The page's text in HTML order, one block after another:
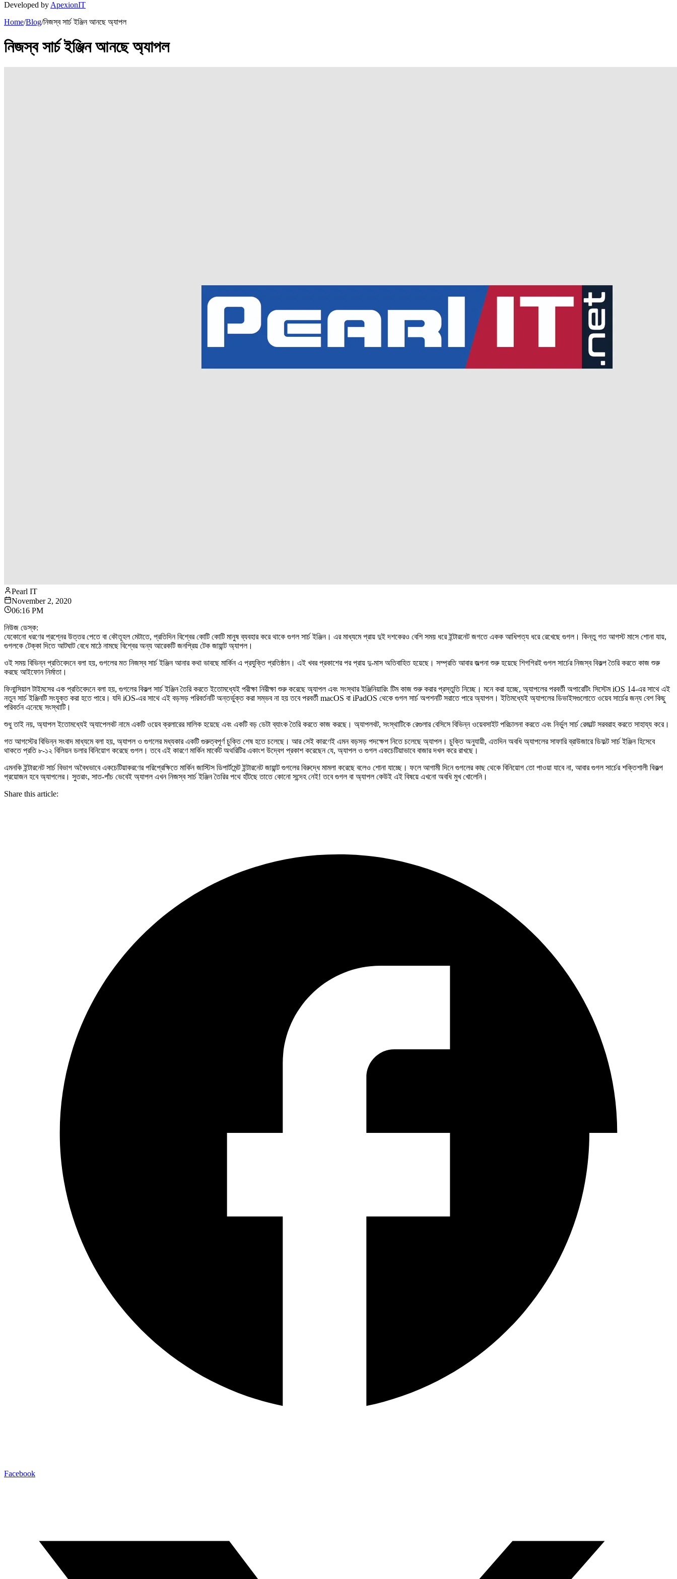
Developed by ApexionIT
Home/Blog/নিজস্ব সার্চ ইঞ্জিন আনছে অ্যাপল
নিজস্ব সার্চ ইঞ্জিন আনছে অ্যাপল
Pearl IT
November 2, 2020
06:16 PM
নিউজ ডেস্ক:
যেকোনো ধরণের প্রশ্নের উত্তর পেতে বা কৌতূহল মেটাতে, প্রতিদিন বিশ্বের কোটি কোটি মানুষ ব্যবহার করে থাকে গুগল সার্চ ইঞ্জিন। এর মাধ্যমে প্রায় দুই দশকেরও বেশি সময় ধরে ইন্টারনেট জগতে একক আধিপত্য ধরে রেখেছে গুগল। কিন্তু গত আগস্ট মাসে শোনা যায়,
গুগলকে টেক্কা দিতে আটঘাট বেধে মাঠে নামছে বিশ্বের অন্য আরেকটি জনপ্রিয় টেক জায়ান্ট অ্যাপল।
ওই সময় বিভিন্ন প্রতিবেদনে বলা হয়, গুগলের মত নিজস্ব সার্চ ইঞ্জিন আনার কথা ভাবছে মার্কিন এ প্রযুক্তি প্রতিষ্ঠান। এই খবর প্রকাশের পর প্রায় দু-মাস অতিবাহিত হয়েছে। সম্প্রতি আবার জল্পনা শুরু হয়েছে শিগগিরই গুগল সার্চের নিজস্ব বিকল্প তৈরি করতে কাজ শুরু
করছে আইফোন নির্মাতা।
ফিনান্সিয়াল টাইমসের এক প্রতিবেদনে বলা হয়, গুগলের বিকল্প সার্চ ইঞ্জিন তৈরি করতে ইতোমধ্যেই পরীক্ষা নিরীক্ষা শুরু করেছে অ্যাপল এবং সংস্থার ইঞ্জিনিয়ারিং টিম কাজ শুরু করার প্রস্তুতি নিচ্ছে। মনে করা হচ্ছে, অ্যাপলের পরবর্তী অপারেটিং সিস্টেম iOS 14-এর সাথে এই
নতুন সার্চ ইঞ্জিনটি সংযুক্ত করা হতে পারে। যদি iOS-এর সাথে এই বড়সড় পরিবর্তনটি অন্তর্ভুক্ত করা সম্ভব না হয় তবে পরবর্তী macOS বা iPadOS থেকে গুগল সার্চ অপশনটি সরাতে পারে অ্যাপল। ইতিমধ্যেই অ্যাপলের ডিভাইসগুলোতে ওয়েব সার্চের জন্য বেশ কিছু
পরিবর্তন এনেছে সংস্থাটি।
শুধু তাই নয়, অ্যাপল ইতোমধ্যেই অ্যাপেলবট নামে একটি ওয়েব ক্রলারের মালিক হয়েছে এবং একটি বড় ডেটা ব্যাংক তৈরি করতে কাজ করছে। অ্যাপলবট, সংস্থাটিকে রেগুলার বেসিসে বিভিন্ন ওয়েবসাইট পরিচালনা করতে এবং নির্ভুল সার্চ রেজাল্ট সরবরাহ করতে সাহায্য করে।
গত আগস্টের বিভিন্ন সংবাদ মাধ্যমে বলা হয়, অ্যাপল ও গুগলের মধ্যকার একটি গুরুত্বপূর্ণ চুক্তি শেষ হতে চলেছে। আর সেই কারণেই এমন বড়সড় পদক্ষেপ নিতে চলেছে অ্যাপল। চুক্তি অনুযায়ী, এতদিন অবধি অ্যাপলের সাফারি ব্রাউজারে ডিফল্ট সার্চ ইঞ্জিন হিসেবে
থাকতে প্রতি ৮-১২ বিলিয়ন ডলার বিনিয়োগ করেছে গুগল। তবে এই কারণে মার্কিন মার্কেট অথরিটির একাংশ উদ্বেগ প্রকাশ করেছেন যে, অ্যাপল ও গুগল একচেটিয়াভাবে বাজার দখল করে রাখছে।
এমনকি ইন্টারনেট সার্চ বিভাগ অবৈধভাবে একচেটিয়াকরণের পরিপ্রেক্ষিতে মার্কিন জাস্টিস ডিপার্টমেন্ট ইন্টারনেট জায়ান্ট গুগলের বিরুদ্ধে মামলা করেছে বলেও শোনা যাচ্ছে। ফলে আগামী দিনে গুগলের কাছ থেকে বিনিয়োগ তো পাওয়া যাবে না, আবার গুগল সার্চের শক্তিশালী বিকল্প
প্রয়োজন হবে অ্যাপলের। সুতরাং, সাত-পাঁচ ভেবেই অ্যাপল এখন নিজস্ব সার্চ ইঞ্জিন তৈরির পথে হাঁটছে তাতে কোনো সন্দেহ নেই! তবে গুগল বা অ্যাপল কেউই এই বিষয়ে এখনো অবধি মুখ খোলেনি।
Share this article:
Facebook